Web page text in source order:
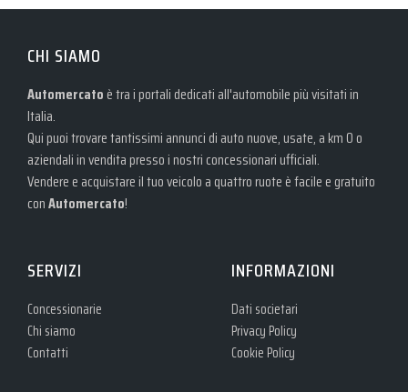
CHI SIAMO
Automercato è tra i portali dedicati all'automobile più visitati in
Italia.
Qui puoi trovare tantissimi annunci di auto nuove, usate, a km 0 o
aziendali in vendita presso i nostri concessionari ufficiali.
Vendere e acquistare il tuo veicolo a quattro ruote è facile e gratuito
conAutomercato!
SERVIZI
Concessionarie
Chi siamo
Contatti
INFORMAZIONI
Dati societari
Privacy Policy
Cookie Policy